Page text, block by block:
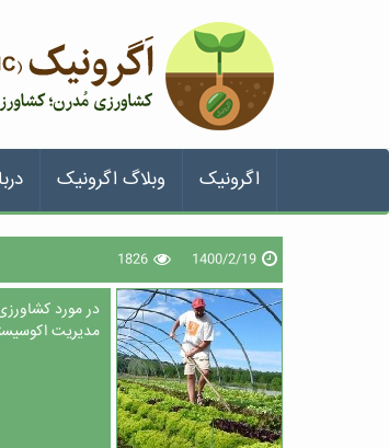
اگرونیک وبلاگ اگرونیک
1400/2/19
1826
در مورد
مدیریت